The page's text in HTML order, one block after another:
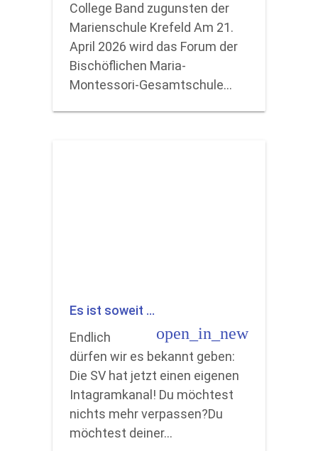
College Band zugunsten der
Marienschule Krefeld Am 21.
April 2026 wird das Forum der
Bischöflichen Maria-
Montessori-Gesamtschule…
Es ist soweit …
open_in_new
Endlich
dürfen wir es bekannt geben:
Die SV hat jetzt einen eigenen
Intagramkanal! Du möchtest
nichts mehr verpassen?Du
möchtest deiner…